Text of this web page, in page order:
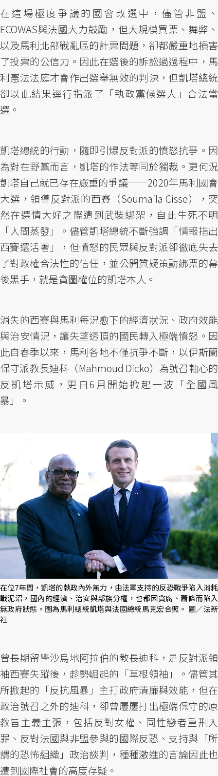
在這場極度爭議的國會改選中，儘管非盟、
ECOWAS與法國大力鼓勵，但大規模買票、舞弊、
以及馬利北部戰亂區的計票問題，卻都嚴重地損害
了投票的公信力。因此在選後的訴訟過過程中，馬
利憲法法庭才會作出選舉無效的判決，但凱塔總統
卻以此結果逕行指派了「執政黨候選人」合法當
選。
凱塔總統的行動，隨即引爆反對派的憤怒抗爭。因
為對在野黨而言，凱塔的作法等同於獨裁。更何況
凱塔自己就已存在嚴重的爭議——2020年馬利國會
大選，領導反對派的西賽（Soumaila Cisse），突
然在選情大好之際遭到武裝綁架，自此生死不明
「人間蒸發」。儘管凱塔總統不斷強調「情報指出
西賽還活著」，但憤怒的民眾與反對派卻徹底失去
了對政權合法性的信任，並公開質疑策動綁票的幕
後黑手，就是貪圖權位的凱塔本人。
消失的西賽與馬利每況愈下的經濟狀況、政府效能
與治安情況，讓失望透頂的國民轉入極端憤怒。因
此自春季以來，馬利各地不僅抗爭不斷，以伊斯蘭
保守派教長迪科（Mahmoud Dicko）為號召軸心的
反凱塔示威，更自6月開始掀起一波「全國風
暴」。
在位7年間，凱塔的執政內外無力，由法軍支持的反恐戰爭陷入消耗
戰泥沼，國內的經濟、治安與部族分權，也都因貪腐、蕭條而陷入
無政府狀態。圖為馬利總統凱塔與法國總統馬克宏合照。 圖／法新
社
曾長期留學沙烏地阿拉伯的教長迪科，是反對派領
袖西賽失蹤後，趁勢崛起的「草根領袖」。儘管其
所掀起的「反抗風暴」主打政府清廉與效能，但在
政治號召之外的迪科，卻曾屢屢打出極端保守的原
教旨主義主張，包括反對女權、同性戀者重刑入
罪、反對法國與非盟參與的國際反恐、支持與「所
謂的恐怖組織」政治談判，種種激進的言論因此也
遭到國際社會的高度存疑。